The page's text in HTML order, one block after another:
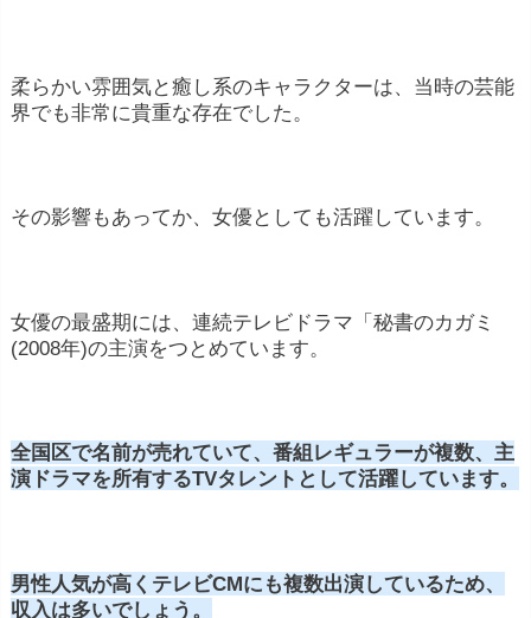
柔らかい雰囲気と癒し系のキャラクターは、当時の芸能
界でも非常に貴重な存在でした。
その影響もあってか、女優としても活躍しています。
女優の最盛期には、連続テレビドラマ「秘書のカガミ
(2008年)の主演をつとめています。
全国区で名前が売れていて、番組レギュラーが複数、主
演ドラマを所有するTVタレントとして活躍しています。
男性人気が高くテレビCMにも複数出演しているため、
収入は多いでしょう。